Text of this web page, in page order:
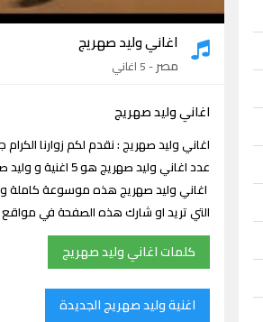
اغاني وليد صهريج
مصر- 5 اغاني
اغاني وليد صهريج
عدد اغاني وليد
اغاني وليد صهريج هذه موسوعة كاملة
التي تريد او شارك هذه الصفحة في
كلمات اغاني وليد صهريج
اغنية وليد صهريج الجديدة